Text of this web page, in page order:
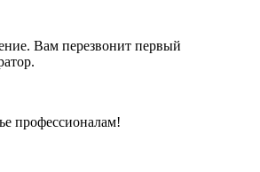
Вам перезвонит первый
профессионалам!